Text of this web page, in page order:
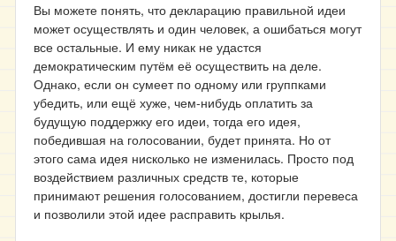
Вы можете понять, что декларацию правильной идеи
может осуществлять и один человек, а ошибаться могут
все остальные. И ему никак не удастся
демократическим путём её осуществить на деле.
Однако, если он сумеет по одному или группками
убедить, или ещё хуже, чем-нибудь оплатить за
будущую поддержку его идеи, тогда его идея,
победившая на голосовании, будет принята. Но от
этого сама идея нисколько не изменилась. Просто под
воздействием различных средств те, которые
принимают решения голосованием, достигли перевеса
и позволили этой идее расправить крылья.